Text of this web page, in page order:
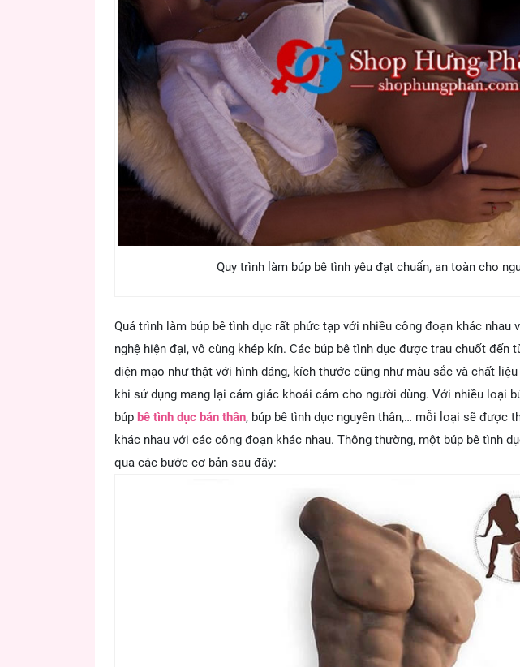
Quy trình làm búp bê tình yêu đạt chuẩn, an toàn cho
Quá trình làm búp bê tình dục rất phức tạp với nhiều công đoạn khác nhau
nghệ hiện đại, vô cùng khép kín. Các búp bê tình dục được trau chuốt đến
diện mạo như thật với hình dáng, kích thước cũng như màu sắc và chất
khi sử dụng mang lại cảm giác khoái cảm cho người dùng. Với nhiều loại
búp bê tình dục bán thân, búp bê tình dục nguyên thân,… mỗi loại sẽ được
khác nhau với các công đoạn khác nhau. Thông thường, một búp bê tình
qua các bước cơ bản sau đây: